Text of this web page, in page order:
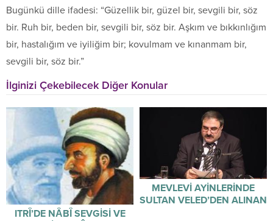
Bugünkü dille ifadesi: “Güzellik bir, güzel bir, sevgili bir, söz
bir. Ruh bir, beden bir, sevgili bir, söz bir. Aşkım ve bıkkınlığım
bir, hastalığım ve iyiliğim bir; kovulmam ve kınanmam bir,
sevgili bir, söz bir.”
İlginizi Çekebilecek Diğer Konular
ITRÎ’DE NÂBÎ SEVGİSİ VE
MEVLEVİ AYİNLERİNDE
SULTAN VELED’DEN ALINAN